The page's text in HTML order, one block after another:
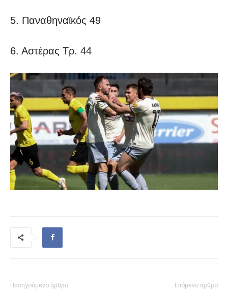
5. Παναθηναϊκός 49
6. Αστέρας Τρ. 44
Προηγούμενο άρθρο Επόμενο άρθρο